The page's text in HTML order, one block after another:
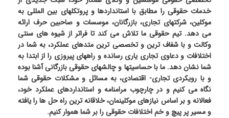
خدمات حقوقی را مطابق با استانداردها و پروتکلهای بین المللی به
موکلین، شرکتهای تجاری، بازرگانان، موسسات و صاحبین حرف ارائه
می دهد. تیم حقوقی ما تلاش می کند تا فراتر از شیوه های سنتی
وکالت و با شفاف ترین و تخصصی ترین متدهای عملکرد، به شما در
اختلافات و دعاوی تجاری یاری رسانده و راههای پیروزی را از ابتدا به
شما نشان دهد. ما با حساسیتها و چالشهای حقوقی بازرگانی آشنا بوده
و با رویکردی تجاری- اقتصادی، به مسائل و مشکلات حقوقی شما
نگاه می کنیم و در چارچوب مرامنامه و استانداردهای عملکرد خود،
فعالانه و بر اساس نیازهای موکلینمان، خلاقانه ترین راه حل ها را یافته
و مسیر پر پیچ و خم اختلافات حقوقی را بر شما هموار کنیم.